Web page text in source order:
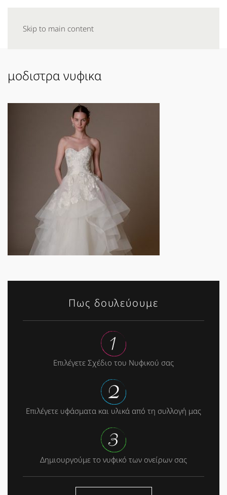
Skip to main content
μοδιστρα νυφικα
Πως δουλεύουμε
Επιλέγετε Σχέδιο του Νυφικού σας
Επιλέγετε υφάσματα και υλικά από τη συλλογή μας
Δημιουργούμε το νυφικό των ονείρων σας